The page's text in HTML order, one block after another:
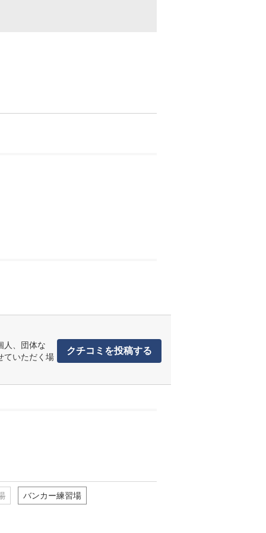
人、団体な
ていただく場
クチコミを投稿する
バンカー練習場